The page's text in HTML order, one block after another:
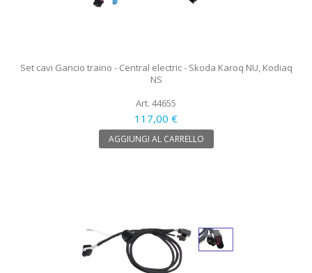
Set cavi Gancio traino - Central electric - Skoda Karoq NU, Kodiaq
NS
Art. 44655
117,00 €
AGGIUNGI AL CARRELLO